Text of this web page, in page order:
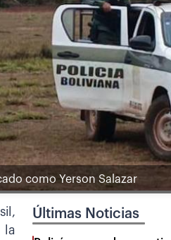
como Yerson Salazar
la
Últimas Noticias